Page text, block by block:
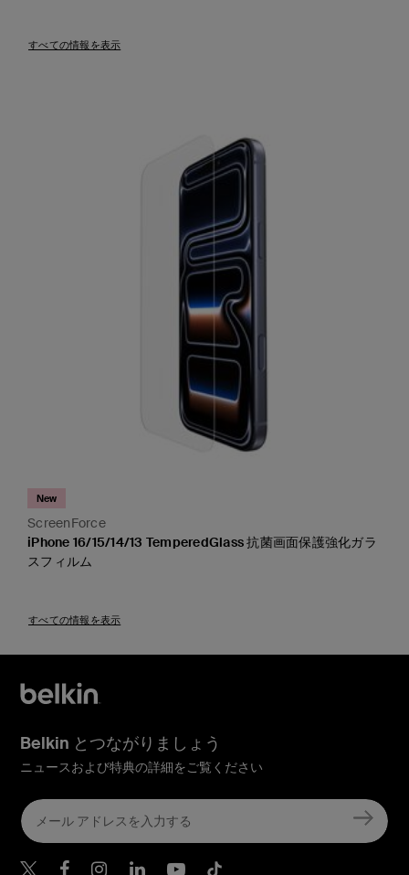
すべての情報を表示
ScreenForce
New
iPhone 16/15/14/13 TemperedGlass 抗菌画面保護強化ガラ
スフィルム
すべての情報を表示
Belkin とつながりましょう
ニュースおよび特典の詳細をご覧ください
Belkin Twitter
Belkin Facebook
Belkin Instagram
Belkin LinkedIn
Belkin Youtube
Belkin TikTok